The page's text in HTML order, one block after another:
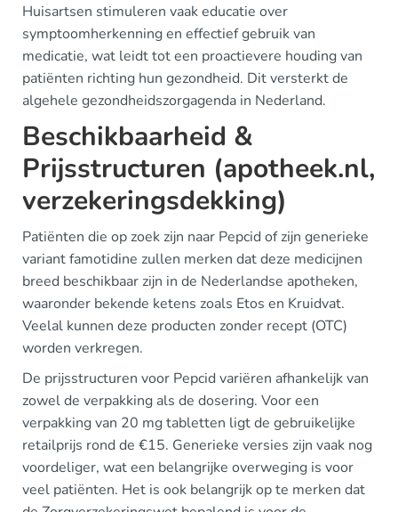
Huisartsen stimuleren vaak educatie over
symptoomherkenning en effectief gebruik van
medicatie, wat leidt tot een proactievere houding van
patiënten richting hun gezondheid. Dit versterkt de
algehele gezondheidszorgagenda in Nederland.
Beschikbaarheid &
Prijsstructuren (apotheek.nl,
verzekeringsdekking)
Patiënten die op zoek zijn naar Pepcid of zijn generieke
variant famotidine zullen merken dat deze medicijnen
breed beschikbaar zijn in de Nederlandse apotheken,
waaronder bekende ketens zoals Etos en Kruidvat.
Veelal kunnen deze producten zonder recept (OTC)
worden verkregen.
De prijsstructuren voor Pepcid variëren afhankelijk van
zowel de verpakking als de dosering. Voor een
verpakking van 20 mg tabletten ligt de gebruikelijke
retailprijs rond de €15. Generieke versies zijn vaak nog
voordeliger, wat een belangrijke overweging is voor
veel patiënten. Het is ook belangrijk op te merken dat